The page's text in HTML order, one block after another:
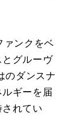
ァンクをベ
グルーヴ
のダンスナ
ギーを届
れてい